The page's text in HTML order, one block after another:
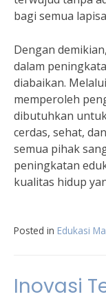
bagi semua
Dengan
dalam
diabaikan.
memperoleh
dibutuhkan
cerdas, sehat,
semua pihak
peningkatan
kualitas hidup
Posted in Edukasi
Inovasi